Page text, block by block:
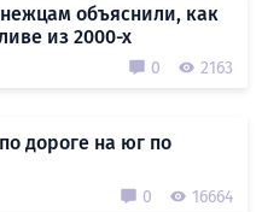
объяснили, как
из 2000-х
0 2163
дороге на юг по
0 16664